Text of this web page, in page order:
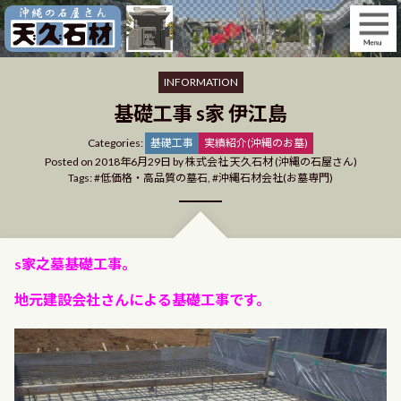
Skip
to
content
INFORMATION
基礎工事 s家 伊江島
Categories: Categories
基礎工事
実績紹介(沖縄のお墓)
Posted on 2018年6月29日 by株式会社 天久石材 (沖縄の石屋さん)
Tags: 低価格・高品質の墓石, 沖縄石材会社(お墓専門)
s家之墓基礎工事。
地元建設会社さんによる基礎工事です。